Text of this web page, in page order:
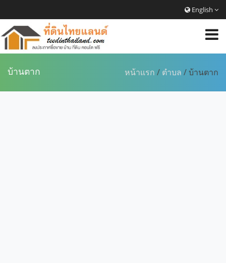
English
บ้านตาก หน้าแรก / ตำบล / บ้านตาก